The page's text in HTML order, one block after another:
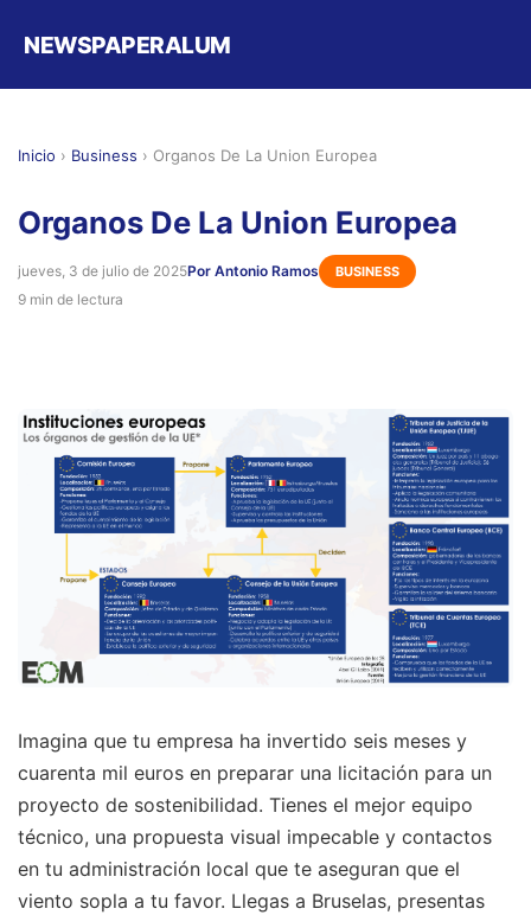
NEWSPAPERALUM
Inicio › Business › Organos De La Union Europea
Organos De La Union Europea
jueves, 3 de julio de 2025Por Antonio Ramos BUSINESS
9 min de lectura
Imagina que tu empresa ha invertido seis meses y
cuarenta mil euros en preparar una licitación para un
proyecto de sostenibilidad. Tienes el mejor equipo
técnico, una propuesta visual impecable y contactos
en tu administración local que te aseguran que el
viento sopla a tu favor. Llegas a Bruselas, presentas